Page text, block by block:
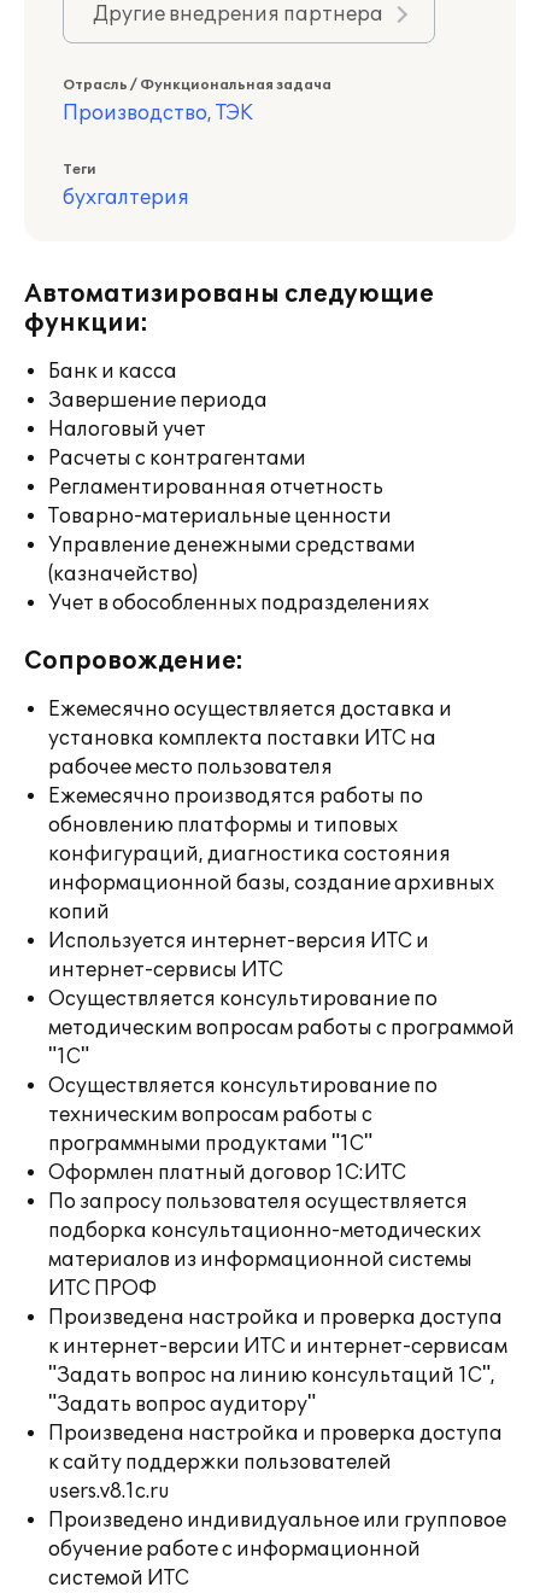
Другие внедрения партнера
Отрасль / Функциональная задача
Производство, ТЭК
Теги
бухгалтерия
Автоматизированы следующие
функции:
Банк и касса
Завершение периода
Налоговый учет
Расчеты с контрагентами
Регламентированная отчетность
Товарно-материальные ценности
Управление денежными средствами
(казначейство)
Учет в обособленных подразделениях
Сопровождение:
Ежемесячно осуществляется доставка и
установка комплекта поставки ИТС на
рабочее место пользователя
Ежемесячно производятся работы по
обновлению платформы и типовых
конфигураций, диагностика состояния
информационной базы, создание архивных
копий
Используется интернет-версия ИТС и
интернет-сервисы ИТС
Осуществляется консультирование по
методическим вопросам работы с программой
"1С"
Осуществляется консультирование по
техническим вопросам работы с
программными продуктами "1С"
Оформлен платный договор 1С:ИТС
По запросу пользователя осуществляется
подборка консультационно-методических
материалов из информационной системы
ИТС ПРОФ
Произведена настройка и проверка доступа
к интернет-версии ИТС и интернет-сервисам
"Задать вопрос на линию консультаций 1С",
"Задать вопрос аудитору"
Произведена настройка и проверка доступа
к сайту поддержки пользователей
users.v8.1c.ru
Произведено индивидуальное или групповое
обучение работе с информационной
системой ИТС